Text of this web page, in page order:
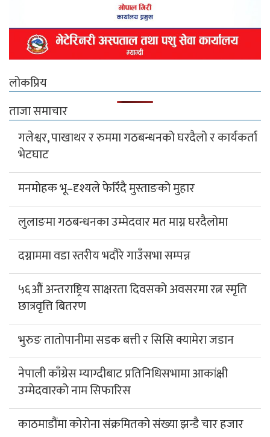
लोकप्रिय
ताजा समाचार
गलेश्वर, पाखाथर र रुममा गठबन्धनको घरदैलो र कार्यकर्ता
भेटघाट
मनमोहक भू–दृश्यले फेरिँदै मुस्ताङको मुहार
लुलाङमा गठबन्धनका उम्मेदवार मत माग्न घरदैलोमा
दग्नाममा वडा स्तरीय भदौरे गाउँसभा सम्पन्न
५६औं अन्तराष्ट्रिय साक्षरता दिवसको अवसरमा रत्न स्मृति
छात्रवृत्ति बितरण
भुरुङ तातोपानीमा सडक बत्ती र सिसि क्यामेरा जडान
नेपाली काँग्रेस म्याग्दीबाट प्रतिनिधिसभामा आकांक्षी
उम्मेदवारको नाम सिफारिस
काठमाडौंमा कोरोना संक्रमितको संख्या झन्डै चार हजार